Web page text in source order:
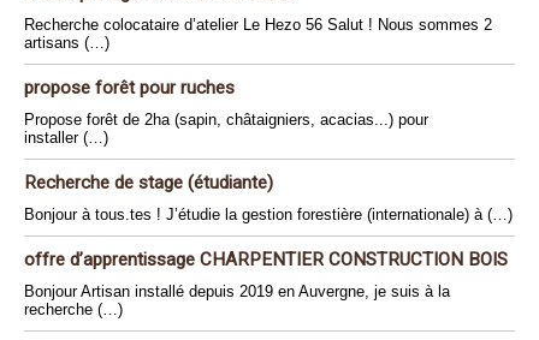
Recherche colocataire d’atelier Le Hezo 56 Salut ! Nous sommes 2
artisans (…)
propose forêt pour ruches
Propose forêt de 2ha (sapin, châtaigniers, acacias...) pour
installer (…)
Recherche de stage (étudiante)
Bonjour à tous.tes ! J’étudie la gestion forestière (internationale) à (…)
offre d’apprentissage CHARPENTIER CONSTRUCTION BOIS
Bonjour Artisan installé depuis 2019 en Auvergne, je suis à la
recherche (…)